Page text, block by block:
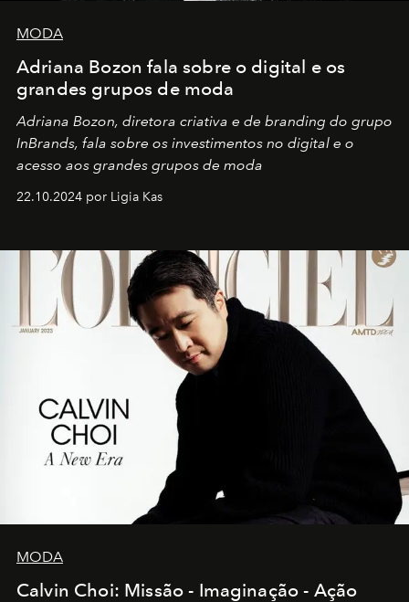
MODA
Adriana Bozon fala sobre o digital e os
grandes grupos de moda
Adriana Bozon, diretora criativa e de branding do grupo
InBrands, fala sobre os investimentos no digital e o
acesso aos grandes grupos de moda
22.10.2024 por Ligia Kas
MODA
Calvin Choi: Missão - Imaginação - Ação